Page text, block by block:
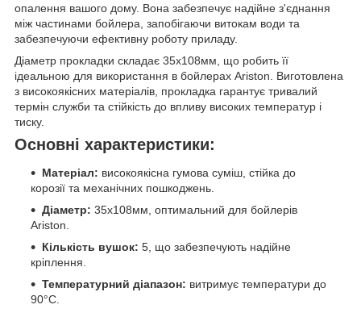
опалення вашого дому. Вона забезпечує надійне з'єднання
між частинами бойлера, запобігаючи витокам води та
забезпечуючи ефективну роботу приладу.
Діаметр прокладки складає 35x108мм, що робить її
ідеальною для використання в бойлерах Ariston. Виготовлена
з високоякісних матеріалів, прокладка гарантує тривалий
термін служби та стійкість до впливу високих температур і
тиску.
Основні характеристики:
Матеріал: високоякісна гумова суміш, стійка до
корозії та механічних пошкоджень.
Діаметр: 35x108мм, оптимальний для бойлерів
Ariston.
Кількість вушок: 5, що забезпечують надійне
кріплення.
Температурний діапазон: витримує температури до
90°C.